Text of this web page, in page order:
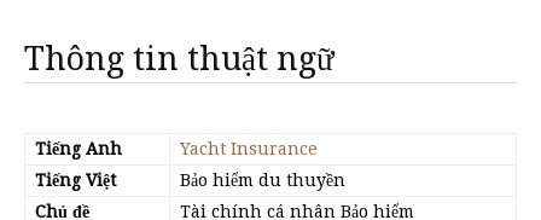
Thông tin thuật ngữ
Tiếng Anh
Yacht Insurance
Tiếng Việt
Bảo hiểm du thuyền
Chủ đề
Tài chính cá nhân Bảo hiểm